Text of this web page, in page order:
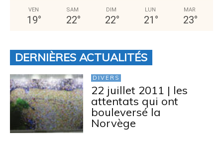
VEN
19°
SAM
22°
DIM
22°
LUN
21 °
MAR
23°
DERNIÈRES ACTUALITÉS
DIVERS
22 juillet 2011 | les
attentats qui ont
bouleversé la
Norvège